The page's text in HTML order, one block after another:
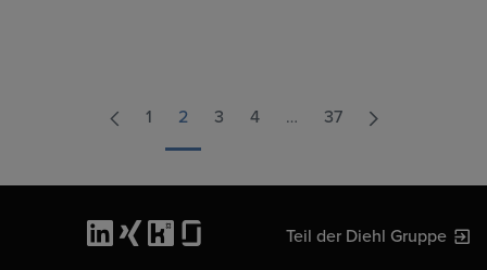
1 2 3 4 … 37
Teil der Diehl Gruppe